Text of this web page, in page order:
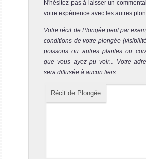
N'hésitez pas à laisser un
votre expérience avec les autres
Votre récit de Plongée peut par
conditions de votre plongée
poissons ou autres plantes ou
que vous ayez pu voir... Votre
sera diffusée à aucun tiers.
Récit de Plongée